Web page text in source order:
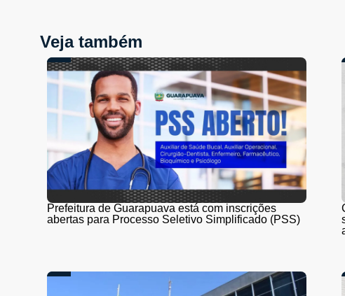
Veja também
Prefeitura de Guarapuava está com inscrições
abertas para Processo Seletivo Simplificado (PSS)